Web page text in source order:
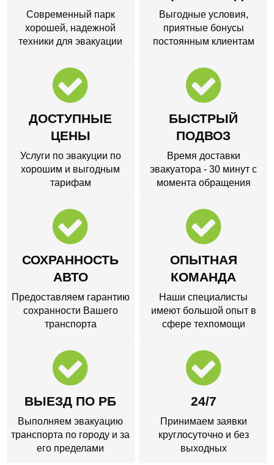
Современный парк
хорошей, надежной
техники для эвакуации
Выгодные условия,
приятные бонусы
постоянным клиентам
ДОСТУПНЫЕ
ЦЕНЫ
Услуги по эвакуции по
хорошим и выгодным
тарифам
БЫСТРЫЙ
ПОДВОЗ
Время доставки
эвакуатора - 30 минут с
момента обращения
СОХРАННОСТЬ
АВТО
Предоставляем гарантию
сохранности Вашего
транспорта
ОПЫТНАЯ
КОМАНДА
Наши специалисты
имеют большой опыт в
сфере техпомощи
ВЫЕЗД ПО РБ
Выполняем эвакуацию
транспорта по городу и за
его пределами
24/7
Принимаем заявки
круглосуточно и без
выходных